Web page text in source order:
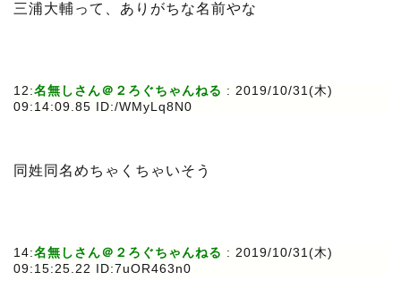
三浦大輔って、ありがちな名前やな
12:名無しさん＠２ろぐちゃんねる : 2019/10/31(木)
09:14:09.85 ID:/WMyLq8N0
同姓同名めちゃくちゃいそう
14:名無しさん＠２ろぐちゃんねる : 2019/10/31(木)
09:15:25.22 ID:7uOR463n0